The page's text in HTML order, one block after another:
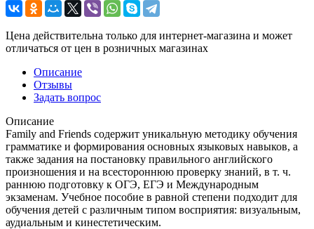
Цена действительна только для интернет-магазина и может
отличаться от цен в розничных магазинах
Описание
Отзывы
Задать вопрос
Описание
Family and Friends содержит уникальную методику обучения
грамматике и формирования основных языковых навыков, а
также задания на постановку правильного английского
произношения и на всестороннюю проверку знаний, в т. ч.
раннюю подготовку к ОГЭ, ЕГЭ и Международным
экзаменам. Учебное пособие в равной степени подходит для
обучения детей с различным типом восприятия: визуальным,
аудиальным и кинестетическим.